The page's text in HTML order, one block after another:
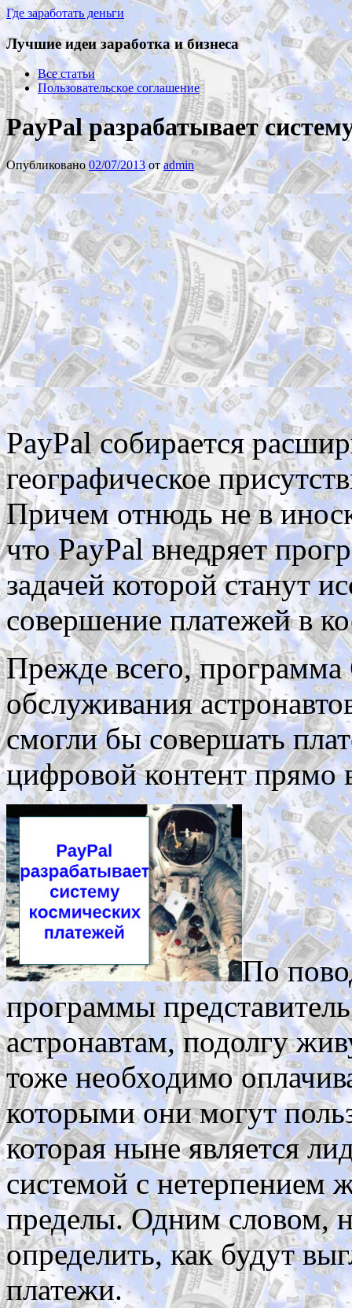
Где заработать деньги
Лучшие идеи заработка и бизнеса
Все статьи
Пользовательское соглашение
PayPal разрабатывает
Опубликовано02/07/2013 отadmin
PayPal собирается
географическое
Причем отнюдь не в
что PayPal внедряет
задачей которой станут
совершение платежей в
Прежде всего, программа
обслуживания
смогли бы совершать
цифровой контент прямо
По
программы
астронавтам, подолгу
тоже необходимо
которыми они могут
которая ныне является
системой с нетерпением
пределы. Одним словом,
определить, как будут
платежи.